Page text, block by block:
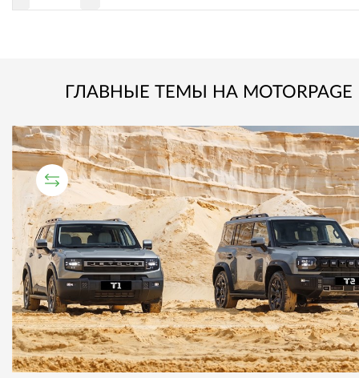
ГЛАВНЫЕ ТЕМЫ НА MOTORPAGE
СРАВНИТЕЛЬНЫЙ ТЕСТ